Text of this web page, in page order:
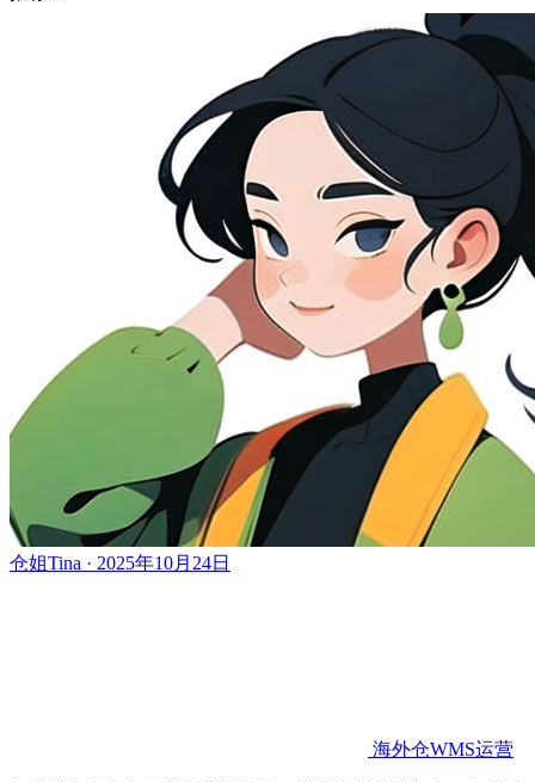
仓姐Tina · 2025年10月24日
海外仓WMS运营